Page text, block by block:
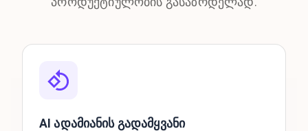
AI ადამიანის გადამყვანი